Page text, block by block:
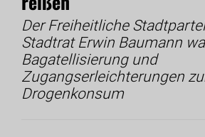
Der Freiheitliche
Stadtrat Erwin Baumann
Bagatellisierung und
Zugangserleichterungen
Drogenkonsum